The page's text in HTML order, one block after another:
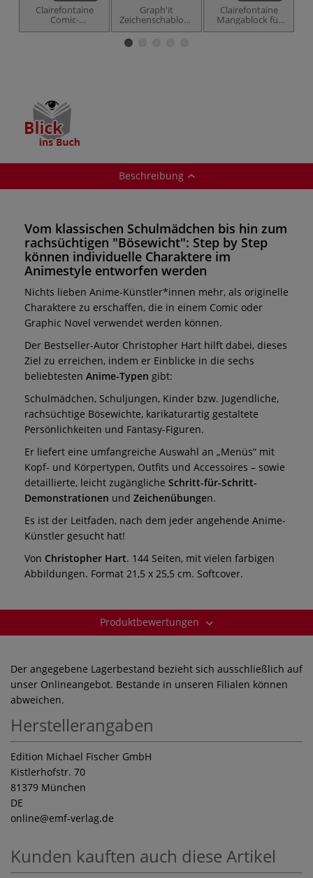
Clairefontaine
Comic-
Skizzenbuch
Graph'it
Zeichenschablone
Manga / Comic
Clairefontaine
Mangablock für
Storyboard
Beschreibung
Vom klassischen Schulmädchen bis hin zum
rachsüchtigen "Bösewicht": Step by Step
können individuelle Charaktere im
Animestyle entworfen werden
Nichts lieben Anime-Künstler*innen mehr, als originelle
Charaktere zu erschaffen, die in einem Comic oder
Graphic Novel verwendet werden können.
Der Bestseller-Autor Christopher Hart hilft dabei, dieses
Ziel zu erreichen, indem er Einblicke in die sechs
beliebtesten Anime-Typen gibt:
Schulmädchen, Schuljungen, Kinder bzw. Jugendliche,
rachsüchtige Bösewichte, karikaturartig gestaltete
Persönlichkeiten und Fantasy-Figuren.
Er liefert eine umfangreiche Auswahl an „Menüs“ mit
Kopf- und Körpertypen, Outfits und Accessoires – sowie
detaillierte, leicht zugängliche Schritt-für-Schritt-
Demonstrationen und Zeichenübungen.
Es ist der Leitfaden, nach dem jeder angehende Anime-
Künstler gesucht hat!
Von Christopher Hart. 144 Seiten, mit vielen farbigen
Abbildungen. Format 21,5 x 25,5 cm. Softcover.
Produktbewertungen
Der angegebene Lagerbestand bezieht sich ausschließlich auf
unser Onlineangebot. Bestände in unseren Filialen können
abweichen.
Herstellerangaben
Edition Michael Fischer GmbH
Kistlerhofstr. 70
81379 München
DE
online@emf-verlag.de
Kunden kauften auch diese Artikel